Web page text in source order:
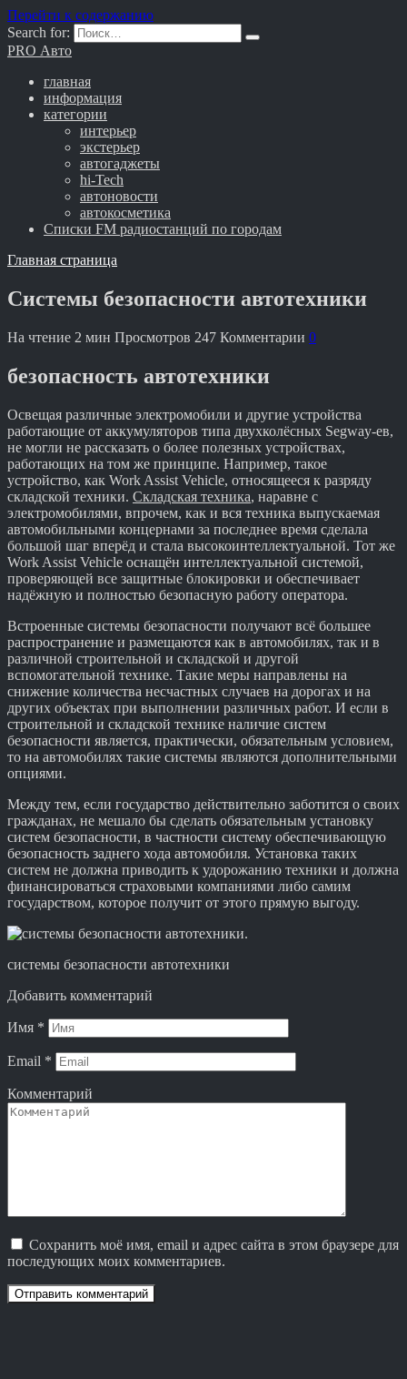
Перейти к содержанию
Search for:
PRO Авто
главная
информация
категории
интерьер
экстерьер
автогаджеты
hi-Tech
автоновости
автокосметика
Списки FM радиостанций по городам
Главная страница
Системы безопасности автотехники
На чтение 2 мин Просмотров 247 Комментарии 0
безопасность автотехники
Освещая различные электромобили и другие устройства
работающие от аккумуляторов типа двухколёсных Segway-ев,
не могли не рассказать о более полезных устройствах,
работающих на том же принципе. Например, такое
устройство, как Work Assist Vehicle, относящееся к разряду
складской техники. Складская техника, наравне с
электромобилями, впрочем, как и вся техника выпускаемая
автомобильными концернами за последнее время сделала
большой шаг вперёд и стала высокоинтеллектуальной. Тот же
Work Assist Vehicle оснащён интеллектуальной системой,
проверяющей все защитные блокировки и обеспечивает
надёжную и полностью безопасную работу оператора.
Встроенные системы безопасности получают всё большее
распространение и размещаются как в автомобилях, так и в
различной строительной и складской и другой
вспомогательной технике. Такие меры направлены на
снижение количества несчастных случаев на дорогах и на
других объектах при выполнении различных работ. И если в
строительной и складской технике наличие систем
безопасности является, практически, обязательным условием,
то на автомобилях такие системы являются дополнительными
опциями.
Между тем, если государство действительно заботится о своих
гражданах, не мешало бы сделать обязательным установку
систем безопасности, в частности систему обеспечивающую
безопасность заднего хода автомобиля. Установка таких
систем не должна приводить к удорожанию техники и должна
финансироваться страховыми компаниями либо самим
государством, которое получит от этого прямую выгоду.
системы безопасности автотехники
Добавить комментарий
Имя *
Email *
Комментарий
Сохранить моё имя, email и адрес сайта в этом браузере для
последующих моих комментариев.